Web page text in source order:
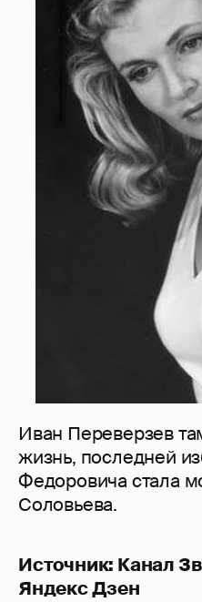
Иван Переверзев
жизнь, последней
Федоровича стала
Соловьева.
Источник: Канал
Яндекс Дзен